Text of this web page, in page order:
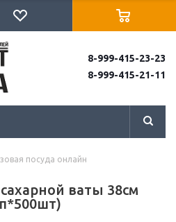
8-999-415-23-23
8-999-415-21-11
посуда онлайн
ваты 38см